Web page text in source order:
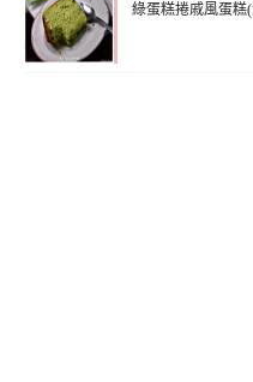
綠蛋糕捲戚風蛋糕